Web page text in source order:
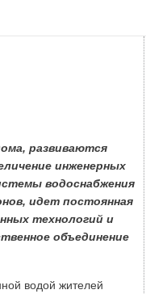
развиваются
инженерных
водоснабжения
идет постоянная
технологий и
объединение
водой жителей